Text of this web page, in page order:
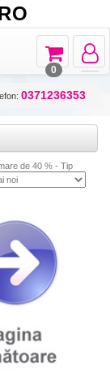
Toggle
Toggle
navigation
0
0371236353
de 40 % - Tip